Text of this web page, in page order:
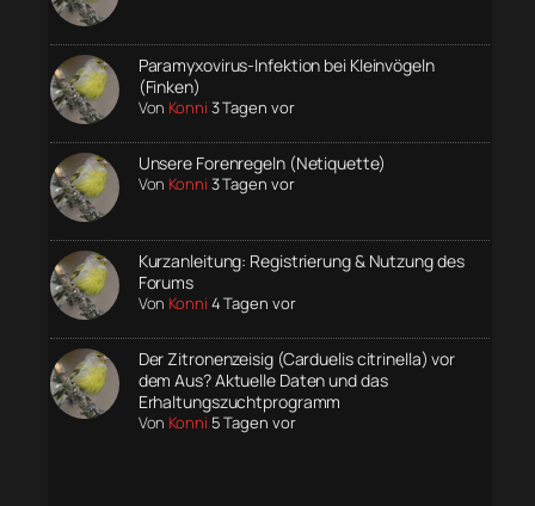
Paramyxovirus-Infektion bei Kleinvögeln
(Finken)
Von Konni 3 Tagen vor
Unsere Forenregeln (Netiquette)
Von Konni 3 Tagen vor
Kurzanleitung: Registrierung & Nutzung des
Forums
Von Konni 4 Tagen vor
Der Zitronenzeisig (Carduelis citrinella) vor
dem Aus? Aktuelle Daten und das
Erhaltungszuchtprogramm
Von Konni 5 Tagen vor